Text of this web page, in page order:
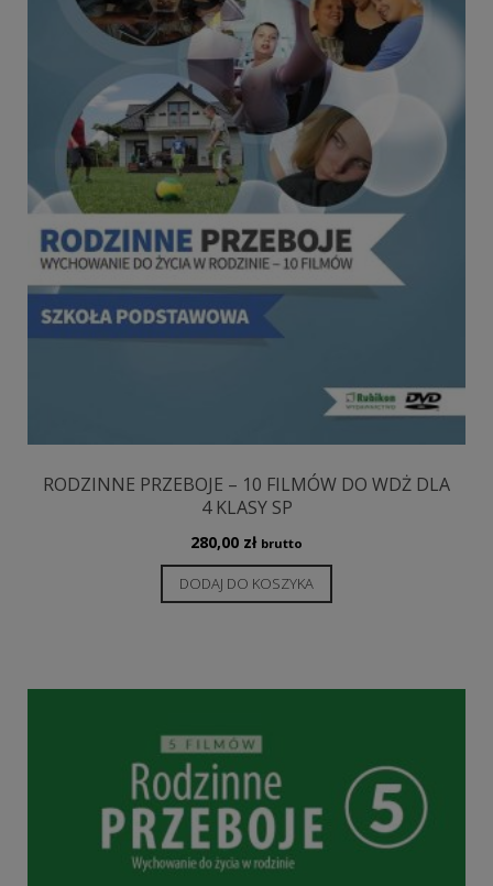
RODZINNE PRZEBOJE – 10 FILMÓW DO WDŻ DLA
4 KLASY SP
280,00 zł brutto
DODAJ DO KOSZYKA